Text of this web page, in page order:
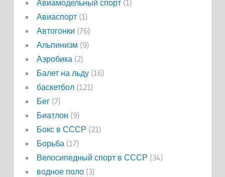
Авиамодельный спорт(1)
Авиаспорт(1)
Автогонки (76)
Альпинизм (9)
Аэробика (2)
Балет на льду(16)
баскетбол(121)
Бег(7)
Биатлон (9)
Бокс в СССР (21)
Борьба (17)
Велосипедный спорт в СССР (34)
водное поло(3)